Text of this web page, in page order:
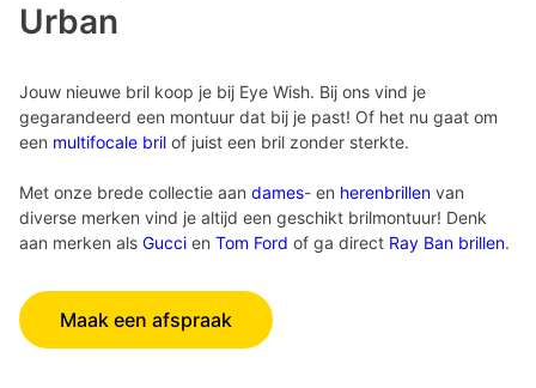
Urban
Jouw nieuwe bril koop je bij Eye Wish. Bij ons vind je
gegarandeerd een montuur dat bij je past! Of het nu gaat om
een multifocale bril of juist een bril zonder sterkte.
Met onze brede collectie aan dames- en herenbrillen van
diverse merken vind je altijd een geschikt brilmontuur! Denk
aan merken als Gucci en Tom Ford of ga direct Ray Ban brillen.
Maak een afspraak